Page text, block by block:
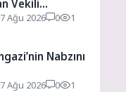
Vekili
Ağu 2026 0 1
Nabzını
Ağu 2026 0 1